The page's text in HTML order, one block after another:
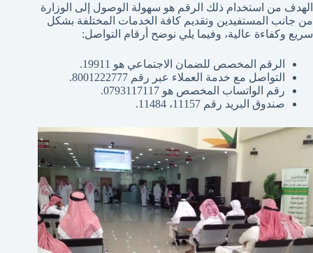
الهدف من استخدام ذلك الرقم هو سهولة الوصول إلى الوزارة
من جانب المستفيدين وتقديم كافة الخدمات المختلفة بشكل
سريع وكفاءة عالية، وفيما يلي نوضح أرقام التواصل:
الرقم المخصص للضمان الاجتماعي هو 19911.
التواصل مع خدمة العملاء عبر رقم 8001222777.
رقم الواتساب المخصص هو 0793117117.
صندوق البريد رقم 11157، 11484.